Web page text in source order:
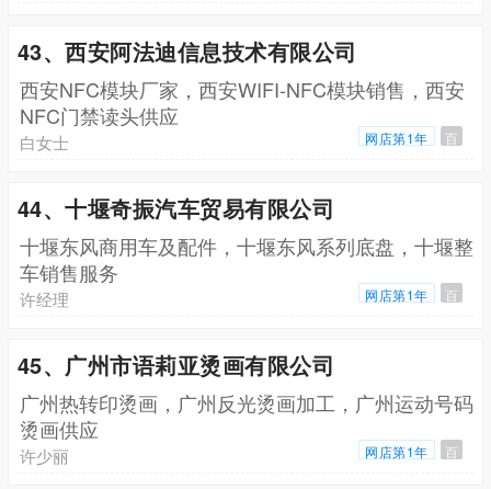
43、西安阿法迪信息技术有限公司
西安NFC模块厂家，西安WIFI-NFC模块销售，西安
NFC门禁读头供应
白女士 网店第1年 百
44、十堰奇振汽车贸易有限公司
十堰东风商用车及配件，十堰东风系列底盘，十堰整
车销售服务
许经理 网店第1年 百
45、广州市语莉亚烫画有限公司
广州热转印烫画，广州反光烫画加工，广州运动号码
烫画供应
许少丽 网店第1年 百